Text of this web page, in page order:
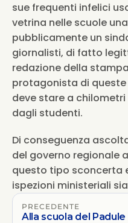
sue frequenti infelici
vetrina nelle scuole
pubblicamente un
giornalisti, di fatto
redazione della
protagonista di
deve stare a
dagli studenti.
Di conseguenza
del governo regionale
questo tipo sconcerta
ispezioni ministeriali
PRECEDENTE
Alla scuola del Padule